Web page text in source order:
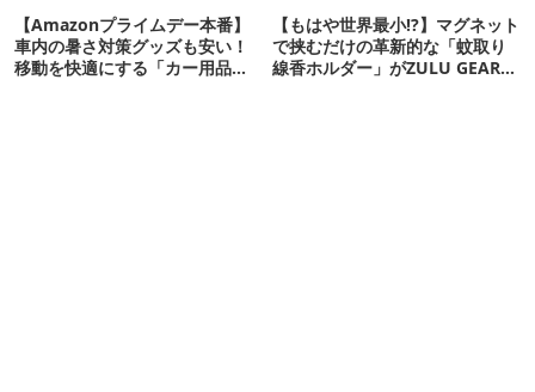
【Amazonプライムデー本番】
車内の暑さ対策グッズも安い！
移動を快適にする「カー用品」
【もはや世界最小!?】マグネット
で挟むだけの革新的な「蚊取り
線香ホルダー」がZULU GEARよ